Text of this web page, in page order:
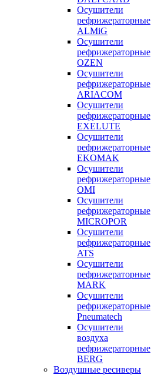
Осушители
рефрижераторные
ALMiG
Осушители
рефрижераторные
OZEN
Осушители
рефрижераторные
ARIACOM
Осушители
рефрижераторные
EXELUTE
Осушители
рефрижераторные
EKOMAK
Осушители
рефрижераторные
OMI
Осушители
рефрижераторные
MICROPOR
Осушители
рефрижераторные
ATS
Осушители
рефрижераторные
MARK
Осушители
рефрижераторные
Pneumatech
Осушители
воздуха
рефрижераторные
BERG
Воздушные ресиверы